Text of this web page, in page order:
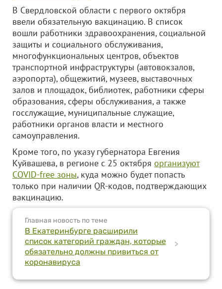
В Свердловской области с первого октября
ввели обязательную вакцинацию. В список
вошли работники здравоохранения, социальной
защиты и социального обслуживания,
многофункциональных центров, объектов
транспортной инфраструктуры (автовокзалов,
аэропорта), общежитий, музеев, выставочных
залов и площадок, библиотек, работники сферы
образования, сферы обслуживания, а также
госслужащие, муниципальные служащие,
работники органов власти и местного
самоуправления.
Кроме того, по указу губернатора Евгения
Куйвашева, в регионе с 25 октября организуют
COVID-free зоны, куда можно будет попасть
только при наличии QR-кодов, подтверждающих
вакцинацию.
Главная новость по теме
В Екатеринбурге расширили
список категорий граждан, которые
обязательно должны привиться от
коронавируса
>